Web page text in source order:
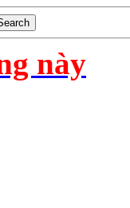
này